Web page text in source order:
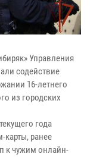
Управления
содействие
16-летнего
из городских
года
карты, ранее
к чужим онлайн-